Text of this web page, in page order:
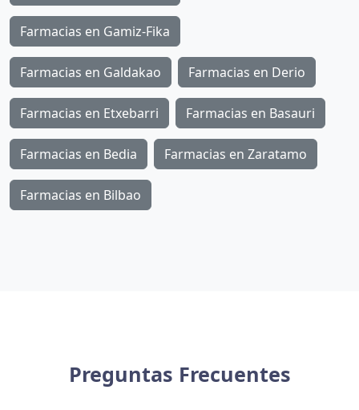
Farmacias en Gamiz-Fika
Farmacias en Galdakao Farmacias en Derio
Farmacias en Etxebarri Farmacias en Basauri
Farmacias en Bedia Farmacias en Zaratamo
Farmacias en Bilbao
Preguntas Frecuentes